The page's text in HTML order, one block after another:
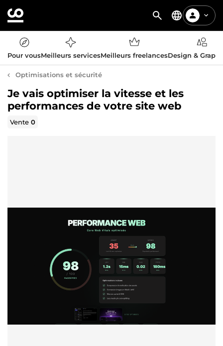
Pour vousMeilleurs servicesMeilleurs freelancesDesign &
Optimisations et sécurité
Je vais optimiser la vitesse et les
performances de votre site web
Vente0